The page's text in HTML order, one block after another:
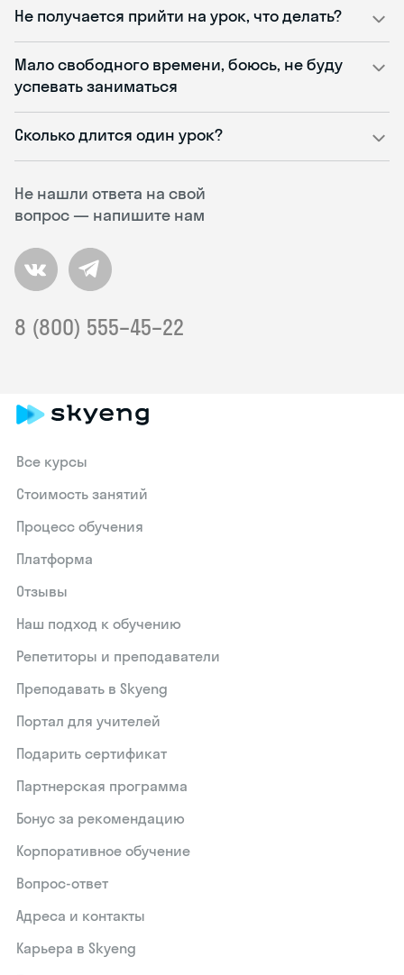
Не нашли ответа на свой
вопрос — напишите нам
8 (800) 555–45–22
Не получается прийти на урок, что делать?
Мало свободного времени, боюсь, не буду
успевать заниматься
Сколько длится один урок?
Все курсы
Стоимость занятий
Процесс обучения
Платформа
Отзывы
Наш подход к обучению
Репетиторы и преподаватели
Преподавать в Skyeng
Портал для учителей
Подарить сертификат
Партнерская программа
Бонус за рекомендацию
Корпоративное обучение
Вопрос-ответ
Адреса и контакты
Карьера в Skyeng